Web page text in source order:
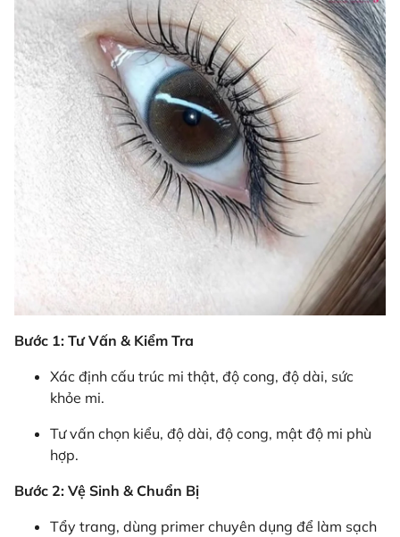
Bước 1: Tư Vấn & Kiểm Tra
Xác định cấu trúc mi thật, độ cong, độ dài, sức
khỏe mi.
Tư vấn chọn kiểu, độ dài, độ cong, mật độ mi phù
hợp.
Bước 2: Vệ Sinh & Chuẩn Bị
Tẩy trang, dùng primer chuyên dụng để làm sạch